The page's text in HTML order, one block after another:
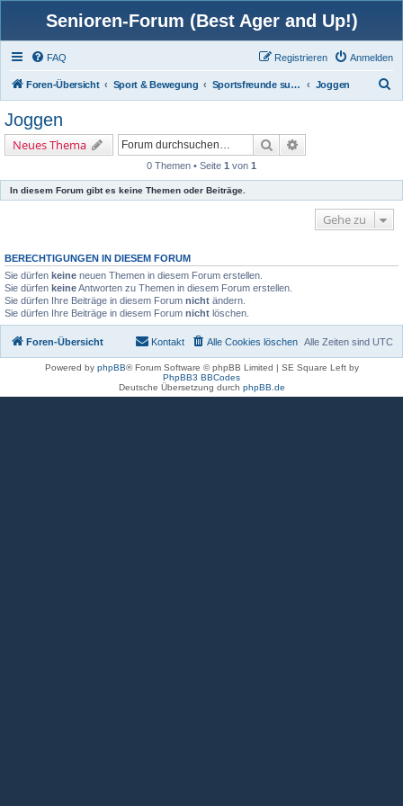
Senioren-Forum (Best Ager and Up!)
FAQ Anmelden
Registrieren
Foren-Übersicht Sport & Bewegung Sportsfreunde suchen / finden Joggen
Joggen
Neues Thema Suche
0 Themen • Seite 1 von 1
In diesem Forum gibt es keine Themen oder Beiträge.
Gehe zu
BERECHTIGUNGEN IN DIESEM FORUM
Sie dürfen keine neuen Themen in diesem Forum erstellen.
Sie dürfen keineAntworten zu Themen in diesem Forum erstellen.
Sie dürfen Ihre Beiträge in diesem Forum nicht ändern.
Sie dürfen Ihre Beiträge in diesem Forum nicht löschen.
Foren-Übersicht Alle Zeiten sind UTC
Alle Cookies löschen
Kontakt
Powered by phpBB® Forum Software © phpBB Limited | SE Square Left by
PhpBB3 BBCodes
Deutsche Übersetzung durch phpBB.de